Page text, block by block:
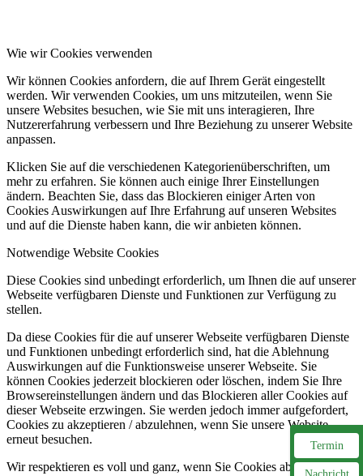
Wie wir Cookies verwenden
Wir können Cookies anfordern, die auf Ihrem Gerät eingestellt
werden. Wir verwenden Cookies, um uns mitzuteilen, wenn Sie
unsere Websites besuchen, wie Sie mit uns interagieren, Ihre
Nutzererfahrung verbessern und Ihre Beziehung zu unserer Website
anpassen.
Klicken Sie auf die verschiedenen Kategorienüberschriften, um
mehr zu erfahren. Sie können auch einige Ihrer Einstellungen
ändern. Beachten Sie, dass das Blockieren einiger Arten von
Cookies Auswirkungen auf Ihre Erfahrung auf unseren Websites
und auf die Dienste haben kann, die wir anbieten können.
Notwendige Website Cookies
Diese Cookies sind unbedingt erforderlich, um Ihnen die auf unserer
Webseite verfügbaren Dienste und Funktionen zur Verfügung zu
stellen.
Da diese Cookies für die auf unserer Webseite verfügbaren Dienste
und Funktionen unbedingt erforderlich sind, hat die Ablehnung
Auswirkungen auf die Funktionsweise unserer Webseite. Sie
können Cookies jederzeit blockieren oder löschen, indem Sie Ihre
Browsereinstellungen ändern und das Blockieren aller Cookies auf
dieser Webseite erzwingen. Sie werden jedoch immer aufgefordert,
Cookies zu akzeptieren / abzulehnen, wenn Sie unsere Website
erneut besuchen.
Wir respektieren es voll und ganz, wenn Sie Cookies ablehnen
Termin